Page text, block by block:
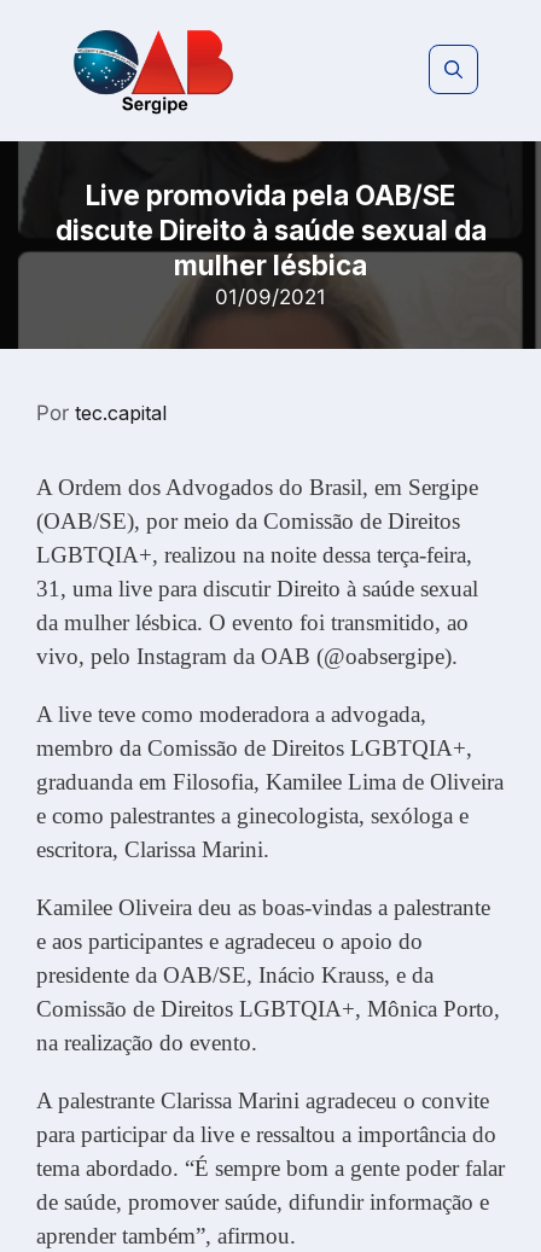
Live promovida pela OAB/SE
discute Direito à saúde sexual da
mulher lésbica
01/09/2021
Por tec.capital
A Ordem dos Advogados do Brasil, em Sergipe
(OAB/SE), por meio da Comissão de Direitos
LGBTQIA+, realizou na noite dessa terça-feira,
31, uma live para discutir Direito à saúde sexual
da mulher lésbica. O evento foi transmitido, ao
vivo, pelo Instagram da OAB (@oabsergipe).
A live teve como moderadora a advogada,
membro da Comissão de Direitos LGBTQIA+,
graduanda em Filosofia, Kamilee Lima de Oliveira
e como palestrantes a ginecologista, sexóloga e
escritora, Clarissa Marini.
Kamilee Oliveira deu as boas-vindas a palestrante
e aos participantes e agradeceu o apoio do
presidente da OAB/SE, Inácio Krauss, e da
Comissão de Direitos LGBTQIA+, Mônica Porto,
na realização do evento.
A palestrante Clarissa Marini agradeceu o convite
para participar da live e ressaltou a importância do
tema abordado. “É sempre bom a gente poder falar
de saúde, promover saúde, difundir informação e
aprender também”, afirmou.